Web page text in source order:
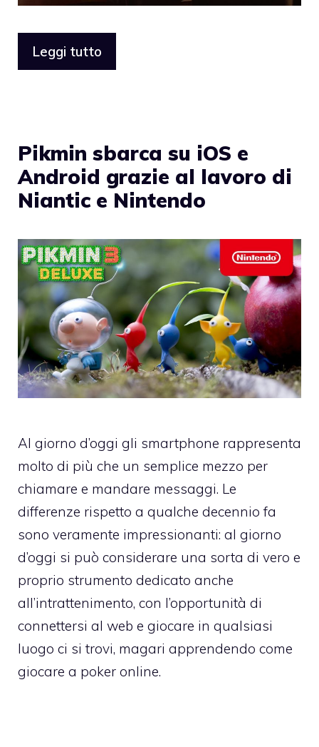
Leggi tutto
Pikmin sbarca su iOS e
Android grazie al lavoro di
Niantic e Nintendo
Al giorno d’oggi gli smartphone rappresenta
molto di più che un semplice mezzo per
chiamare e mandare messaggi. Le
differenze rispetto a qualche decennio fa
sono veramente impressionanti: al giorno
d’oggi si può considerare una sorta di vero e
proprio strumento dedicato anche
all’intrattenimento, con l’opportunità di
connettersi al web e giocare in qualsiasi
luogo ci si trovi, magari apprendendo come
giocare a poker online.